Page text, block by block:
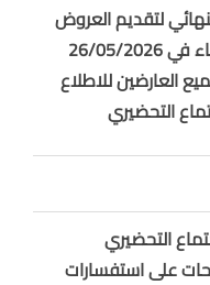
لتقديم العروض
لغاية تاريخ الثلاثاء في 26/05/2026
العارضين للاطلاع
التحضيري
التحضيري
على استفسارات